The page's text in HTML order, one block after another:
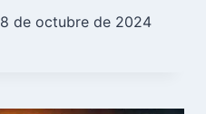
8 de octubre de 2024